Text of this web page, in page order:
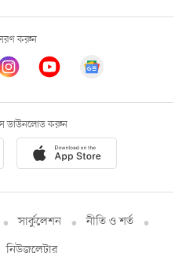
করুন
ডাউনলোড করুন
সার্কুলেশন
নীতি ও শর্ত